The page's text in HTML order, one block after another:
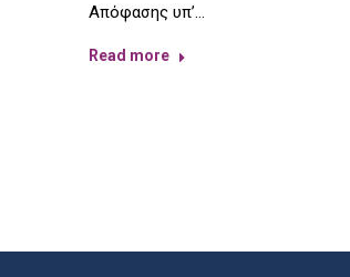
Απόφασης υπ’…
Read more